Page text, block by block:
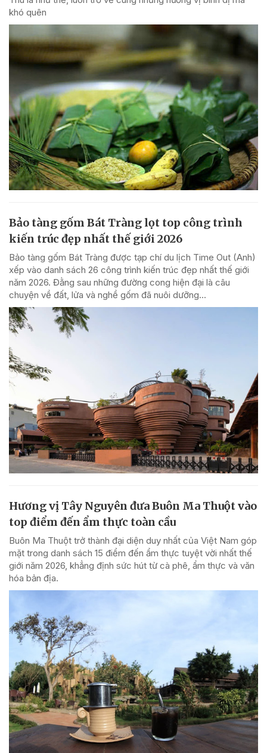
khó quên
Bảo tàng gốm Bát Tràng lọt top công trình
kiến trúc đẹp nhất thế giới 2026
Bảo tàng gốm Bát Tràng được tạp chí du lịch Time Out (Anh)
xếp vào danh sách 26 công trình kiến trúc đẹp nhất thế giới
năm 2026. Đằng sau những đường cong hiện đại là câu
chuyện về đất, lửa và nghề gốm đã nuôi dưỡng...
Hương vị Tây Nguyên đưa Buôn Ma Thuột vào
top điểm đến ẩm thực toàn cầu
Buôn Ma Thuột trở thành đại diện duy nhất của Việt Nam góp
mặt trong danh sách 15 điểm đến ẩm thực tuyệt vời nhất thế
giới năm 2026, khẳng định sức hút từ cà phê, ẩm thực và văn
hóa bản địa.